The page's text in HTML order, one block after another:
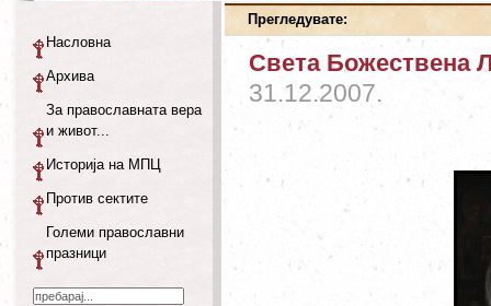
Прегледувате:
Света Божествена
31.12.2007.
Насловна
Архива
За православната вера
и живот...
Историја на МПЦ
Против сектите
Големи православни
празници